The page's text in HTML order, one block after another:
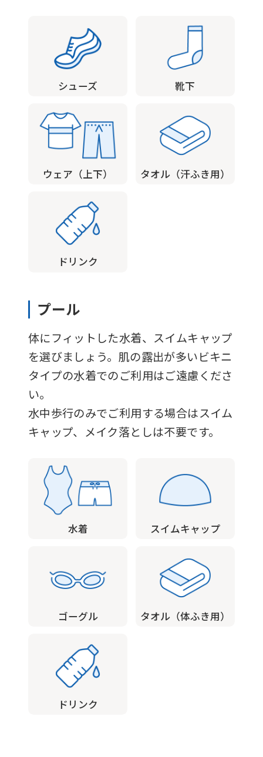
シューズ 靴下
ウェア（上下） タオル（汗ふき用）
ドリンク
プール
体にフィットした水着、スイムキャップ
を選びましょう。肌の露出が多いビキニ
タイプの水着でのご利用はご遠慮くださ
い。
水中歩行のみでご利用する場合はスイム
キャップ、メイク落としは不要です。
水着 スイムキャップ
ゴーグル タオル（体ふき用）
ドリンク
automatic
translation
Japanese
version
may
not
be
accurate
translation.
differ
from
original
content.
ask